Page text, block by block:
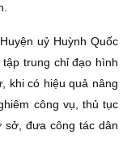
uỷ Huỳnh Quốc
trung chỉ đạo hình
khi có hiệu quả nâng
công vụ, thủ tục
sở, đưa công tác dân